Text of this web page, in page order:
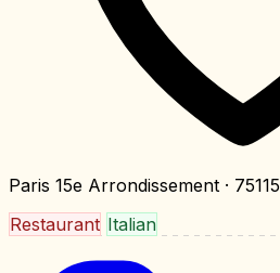
Paris 15e Arrondissement · 75115
Restaurant Italian